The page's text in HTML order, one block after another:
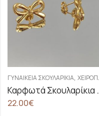
ΓΥΝΑΙΚΕΊΑ ΣΚΟΥΛΑΡΊΚΙΑ, ΧΕΙΡΟΠΟΊΗΤΑ ΓΥΝΑΙΚΕΊΑ ΣΚΟΥΛΑΡΊΚΙΑ
Καρφωτά
22.00€